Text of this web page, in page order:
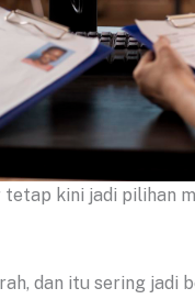
tetap kini jadi pilihan
dan itu sering jadi